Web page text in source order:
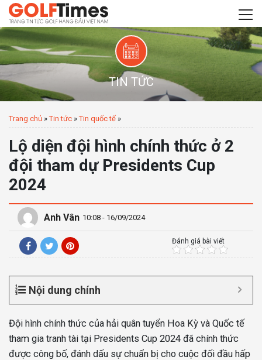
TIN TỨC
Trang chủ »Tin tức »Tin quốc tế »
Lộ diện đội hình chính thức ở 2
đội tham dự Presidents Cup
2024
Anh Vân 10:08 - 16/09/2024
Đánh giá bài viết
Nội dung chính
Đội hình chính thức của hải quân tuyển Hoa Kỳ và Quốc tế
tham gia tranh tài tại Presidents Cup 2024 đã chính thức
được công bố, đánh dấu sự chuẩn bị cho cuộc đối đầu hấp